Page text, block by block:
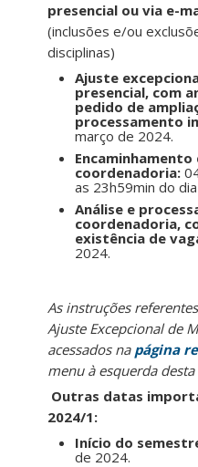
presencial ou via e-
(inclusões e/ou
disciplinas)
Ajuste
presencial, com
pedido de
processamento
março de 2024.
coordenadoria:
as 23h59min do
Análise e
coordenadoria,
existência de
2024.
As instruções
Ajuste Excepcional de
acessados na página
menu à esquerda desta
Outras datas
2024/1:
Início do
de 2024.